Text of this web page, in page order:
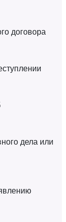
договора
дела или